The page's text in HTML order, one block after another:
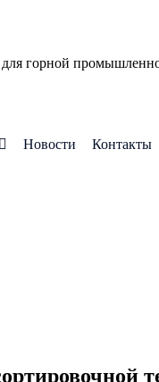
горной
Новости Контакты